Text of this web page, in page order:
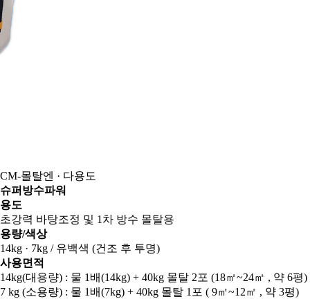
CM-몰탈엔 · 다용도
슈퍼방수파워
용도
초강력 바탕조정 및 1차 방수 몰탈용
용량/색상
14kg · 7kg / 유백색 (건조 후 투명)
사용면적
14kg(대용량) : 물 1배(14kg) + 40kg 몰탈 2포 (18㎡~24㎡ , 약 6평)
7 kg (소용량) : 물 1배(7kg) + 40kg 몰탈 1포 ( 9㎡~12㎡ , 약 3평)